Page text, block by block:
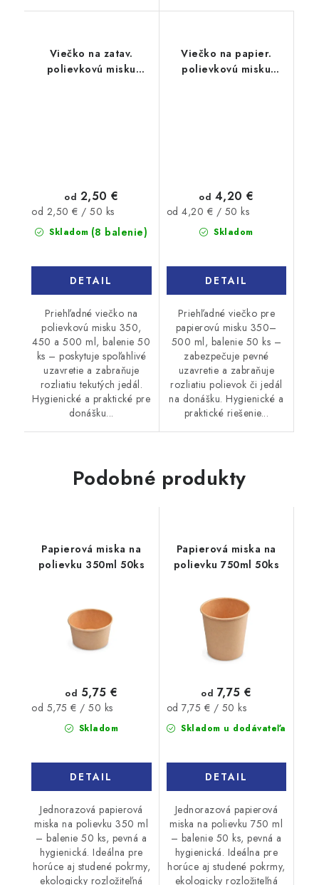
Viečko na zatav.
polievkovú misku
Skladom (8 balenie)
od 2,50 €
Jednotková
cena:
od 2,50 € / 50 ks
DETAIL
Priehľadné viečko na
polievkovú misku 350,
450 a 500 ml, balenie 50
ks – poskytuje spoľahlivé
uzavretie a zabraňuje
rozliatiu tekutých jedál.
Hygienické a praktické pre
donášku...
Viečko na papier.
polievkovú misku
Skladom
od 4,20 €
Jednotková
od 4,20 € / 50 ks
DETAIL
Priehľadné viečko pre
papierovú misku 350–
500 ml, balenie 50 ks –
zabezpečuje pevné
uzavretie a zabraňuje
rozliatiu polievok či jedál
na donášku. Hygienické a
praktické riešenie...
Podobné produkty
Papierová miska na
polievku 350ml 50ks
Skladom
od 5,75 €
Jednotková
od 5,75 € / 50 ks
DETAIL
Jednorazová papierová
miska na polievku 350 ml
– balenie 50 ks, pevná a
hygienická. Ideálna pre
horúce aj studené pokrmy,
ekologicky rozložiteľná
Papierová miska na
polievku 750ml 50ks
Skladom u dodávateľa
od 7,75 €
Jednotková
cena:
od 7,75 € / 50 ks
DETAIL
Jednorazová papierová
miska na polievku 750 ml
– balenie 50 ks, pevná a
hygienická. Ideálna pre
horúce aj studené pokrmy,
ekologicky rozložiteľná